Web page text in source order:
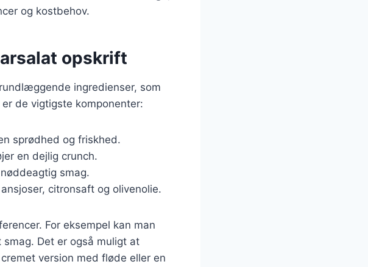
og kostbehov.
opskrift
ingredienser, som
de vigtigste komponenter:
sprødhed og friskhed.
en dejlig crunch.
smag.
citronsaft og olivenolie.
For eksempel kan man
Det er også muligt at
version med fløde eller en